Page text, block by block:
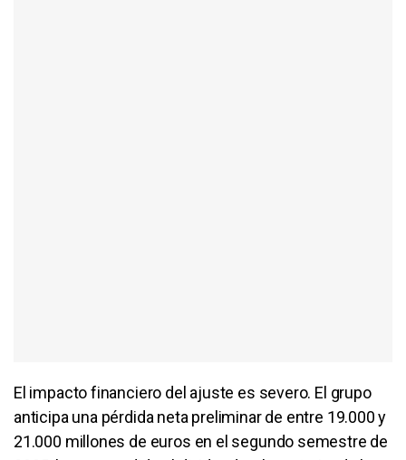
El impacto financiero del ajuste es severo. El grupo
anticipa una pérdida neta preliminar de entre 19.000 y
21.000 millones de euros en el segundo semestre de